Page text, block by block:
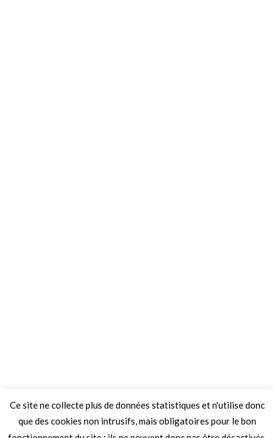
Ce site ne collecte plus de données statistiques et n'utilise donc
que des cookies non intrusifs, mais obligatoires pour le bon